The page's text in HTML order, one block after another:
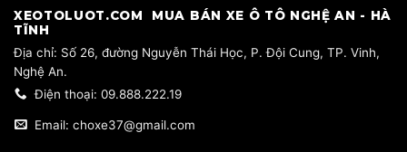
​XEOTOLUOT.COM MUA BÁN XE Ô TÔ NGHỆ AN - HÀ
TĨNH
​Địa chỉ: Số 26, đường Nguyễn Thái Học, P. Đội Cung, TP. Vinh,
Nghệ An.
Điện thoại: 09.888.222.19
Email: choxe37@gmail.com